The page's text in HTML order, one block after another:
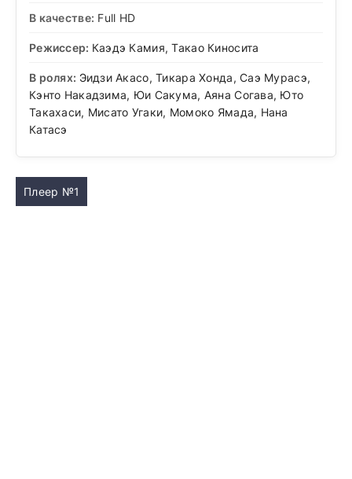
В качестве: Full HD
Режиссер: Каэдэ Камия, Такао Киносита
В ролях: Эидзи Акасо, Тикара Хонда, Саэ Мурасэ,
Кэнто Накадзима, Юи Сакума, Аяна Согава, Юто
Такахаси, Мисато Угаки, Момоко Ямада, Нана
Катасэ
Плеер №1